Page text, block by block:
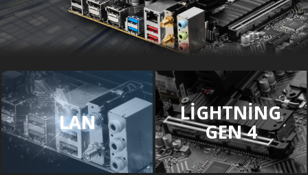
LAN LIGHTNING
GEN 4